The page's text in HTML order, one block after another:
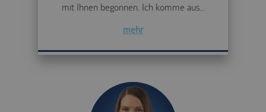
mit Ihnen begonnen. Ich komme aus...
mehr